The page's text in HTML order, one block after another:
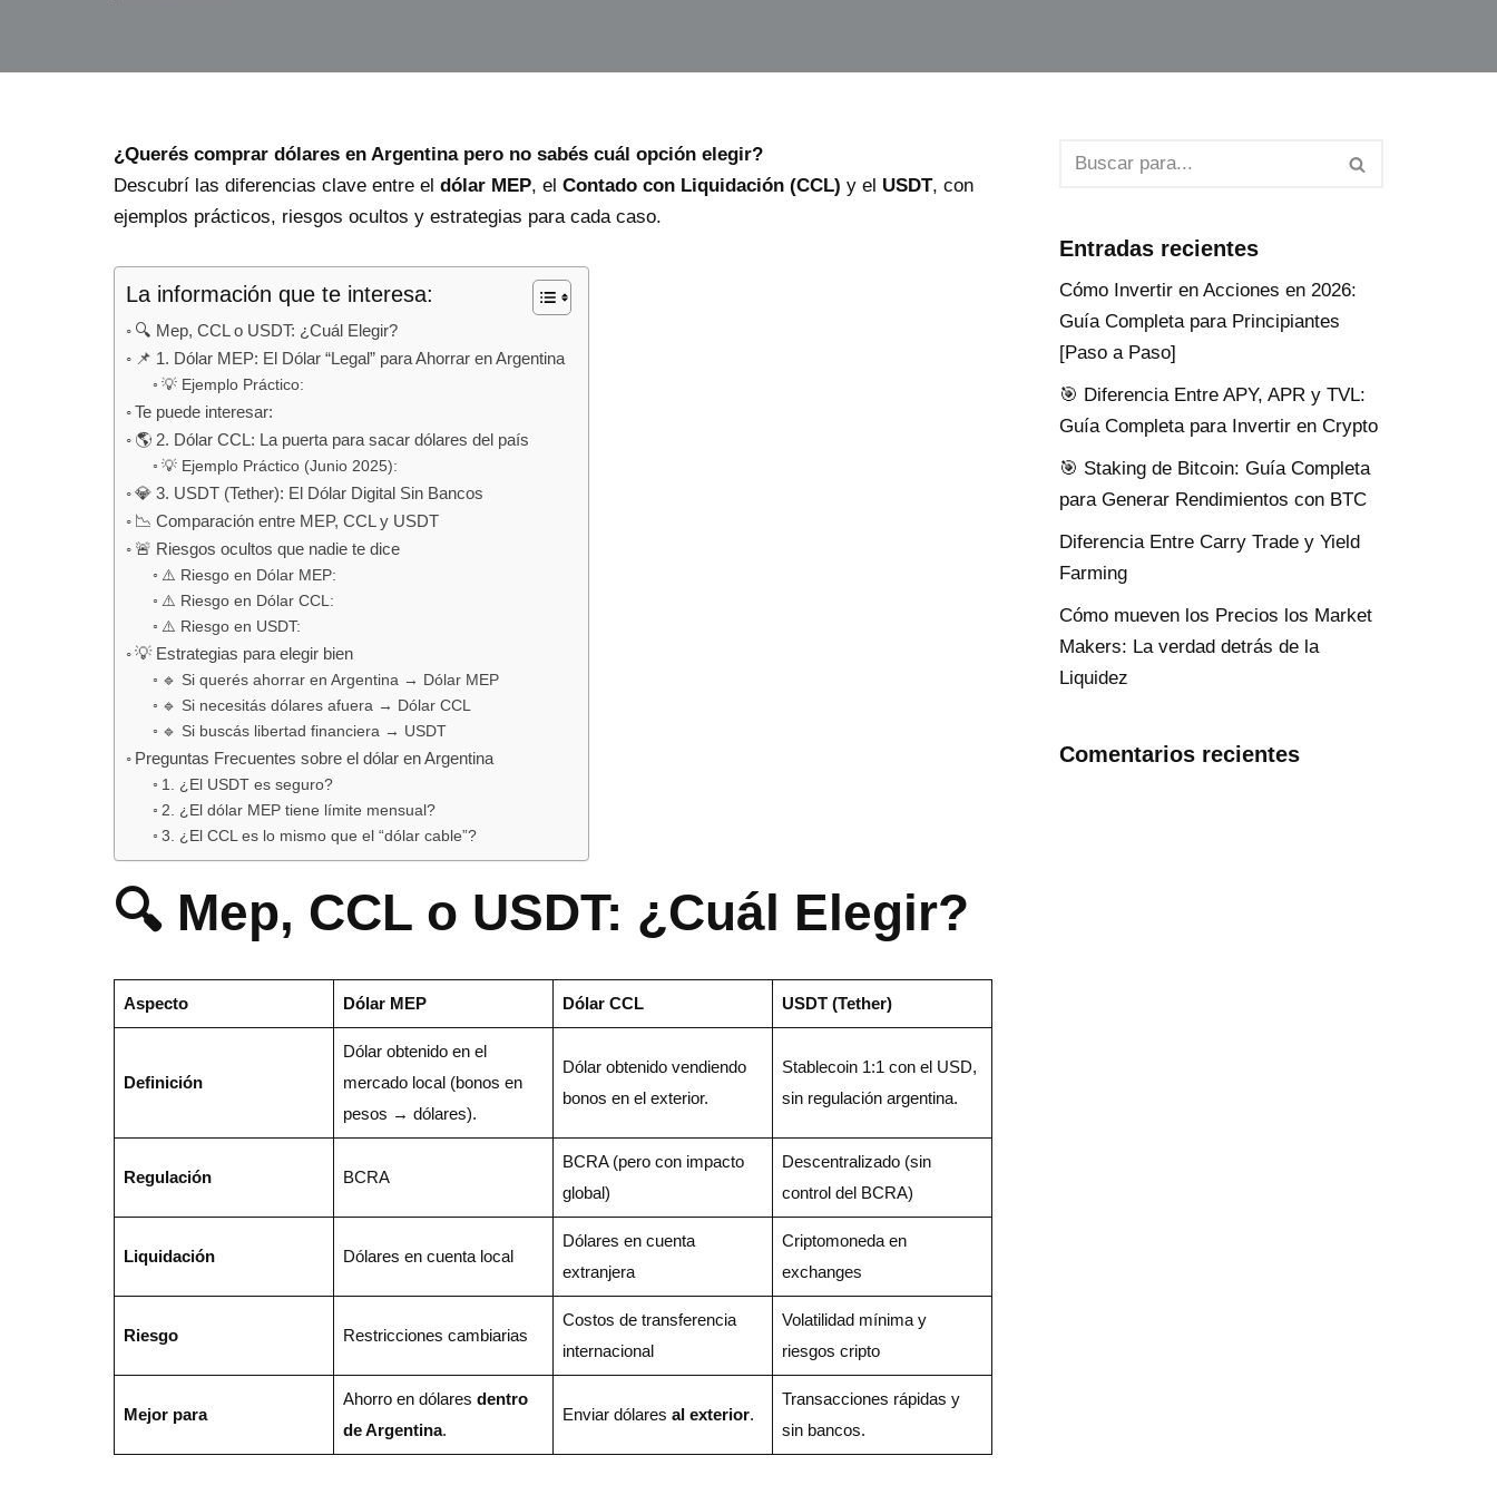
¿Querés comprar dólares en Argentina pero no sabés cuál opción elegir?
Descubrí las diferencias clave entre el dólar MEP, el Contado con Liquidación (CCL) y el USDT, con
ejemplos prácticos, riesgos ocultos y estrategias para cada caso.
La información que te interesa:
🔍 Mep, CCL o USDT: ¿Cuál Elegir?
📌 1. Dólar MEP: El Dólar “Legal” para Ahorrar en Argentina
💡 Ejemplo Práctico:
Te puede interesar:
🌎 2. Dólar CCL: La puerta para sacar dólares del país
💡 Ejemplo Práctico (Junio 2025):
💎 3. USDT (Tether): El Dólar Digital Sin Bancos
📉 Comparación entre MEP, CCL y USDT
🚨 Riesgos ocultos que nadie te dice
⚠️ Riesgo en Dólar MEP:
⚠️ Riesgo en Dólar CCL:
⚠️ Riesgo en USDT:
💡 Estrategias para elegir bien
🔹 Si querés ahorrar en Argentina → Dólar MEP
🔹 Si necesitás dólares afuera → Dólar CCL
🔹 Si buscás libertad financiera → USDT
Preguntas Frecuentes sobre el dólar en Argentina
1. ¿El USDT es seguro?
2. ¿El dólar MEP tiene límite mensual?
3. ¿El CCL es lo mismo que el “dólar cable”?
🔍 Mep, CCL o USDT: ¿Cuál Elegir?
Aspecto Dólar MEP Dólar CCL USDT (Tether)
Definición
Dólar obtenido en el
mercado local (bonos en
pesos → dólares).
Dólar obtenido vendiendo
bonos en el exterior.
Stablecoin 1:1 con el USD,
sin regulación argentina.
Regulación BCRA
BCRA (pero con impacto
global)
Descentralizado (sin
control del BCRA)
Liquidación Dólares en cuenta local
Dólares en cuenta
extranjera
Criptomoneda en
exchanges
Riesgo Restricciones cambiarias
Costos de transferencia
internacional
Volatilidad mínima y
riesgos cripto
Mejor para
Ahorro en dólares dentro
de Argentina.
Enviar dólares al exterior.
Transacciones rápidas y
sin bancos.
Entradas recientes
Cómo Invertir en Acciones en 2026:
Guía Completa para Principiantes
[Paso a Paso]
🎯 Diferencia Entre APY, APR y TVL:
Guía Completa para Invertir en Crypto
🎯 Staking de Bitcoin: Guía Completa
para Generar Rendimientos con BTC
Diferencia Entre Carry Trade y Yield
Farming
Cómo mueven los Precios los Market
Makers: La verdad detrás de la
Liquidez
Comentarios recientes